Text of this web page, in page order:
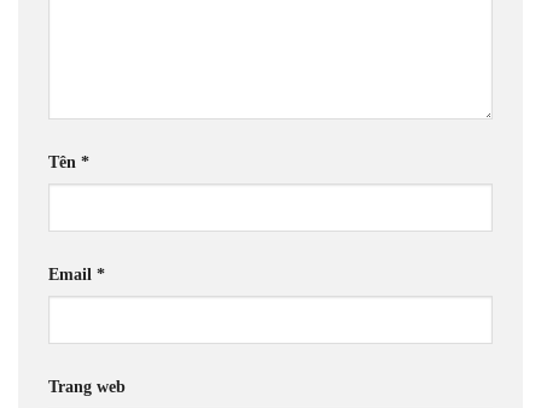
Tên *
Email *
Trang web